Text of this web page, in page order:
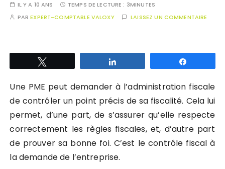
IL Y A 10 ANS TEMPS DE LECTURE : 3MINUTES
PAREXPERT-COMPTABLE VALOXY LAISSEZ UN COMMENTAIRE
Une PME peut demander à l’administration fiscale
de contrôler un point précis de sa fiscalité. Cela lui
permet, d’une part, de s’assurer qu’elle respecte
correctement les règles fiscales, et, d’autre part
de prouver sa bonne foi. C’est le contrôle fiscal à
la demande de l’entreprise.